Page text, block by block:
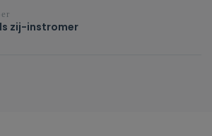
zij-instromer